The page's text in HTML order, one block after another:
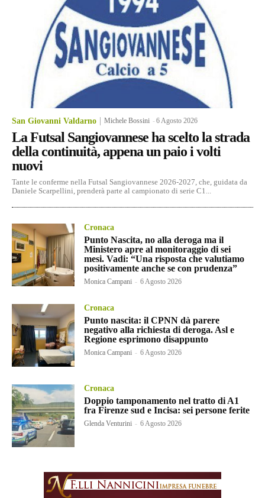
San Giovanni Valdarno Michele Bossini -6 Agosto 2026
La Futsal Sangiovannese ha scelto la strada
della continuità, appena un paio i volti
nuovi
Tante le conferme nella Futsal Sangiovannese 2026-2027, che, guidata da
Daniele Scarpellini, prenderà parte al campionato di serie C1...
Cronaca
Punto Nascita, no alla deroga ma il
Ministero apre al monitoraggio di sei
mesi. Vadi: “Una risposta che valutiamo
positivamente anche se con prudenza”
Monica Campani - 6 Agosto 2026
Cronaca
Punto nascita: il CPNN dà parere
negativo alla richiesta di deroga. Asl e
Regione esprimono disappunto
Monica Campani - 6 Agosto 2026
Cronaca
Doppio tamponamento nel tratto di A1
fra Firenze sud e Incisa: sei persone ferite
Glenda Venturini - 6 Agosto 2026